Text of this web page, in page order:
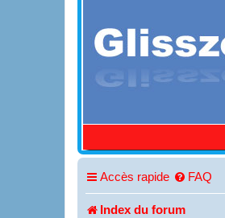
Accès rapide FAQ
Index du forum